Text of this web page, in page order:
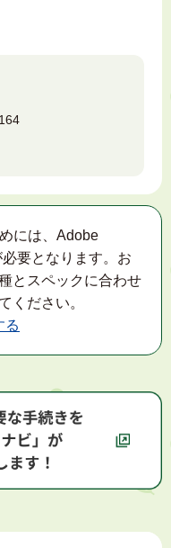
には、Adobe
要となります。お
とスペックに合わせ
ください。
る